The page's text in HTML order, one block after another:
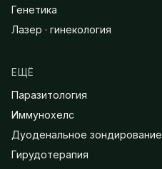
Генетика
Лазер · гинекология
ЕЩЁ
Паразитология
Иммунохелс
Дуоденальное зондирование
Гирудотерапия